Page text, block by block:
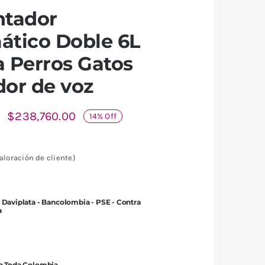
Doble 6L
Perros Gatos
de voz
$238,760.00
14% Off
de cliente)
- Bancolombia - PSE - Contra